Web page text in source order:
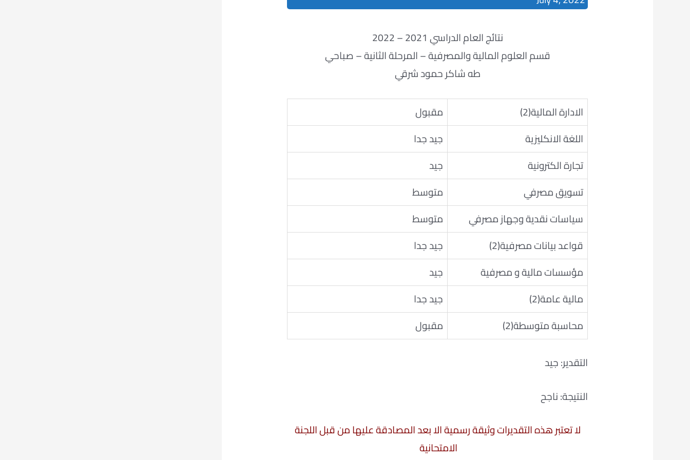
نتائج العام الدراسي 2021 – 2022
قسم العلوم المالية والمصرفية – المرحلة الثانية – صباحي
طه شاكر حمود شرقي
الادارة المالية(2)
مقبول
اللغة الانكليزية
جيد جدا
تجارة الكترونية
جيد
تسويق مصرفي
متوسط
سياسات نقدية وجهاز مصرفي
متوسط
قواعد بيانات مصرفية(2)
جيد جدا
مؤسسات مالية و مصرفية
جيد
مالية عامة(2)
جيد جدا
محاسبة متوسطة(2)
مقبول
التقدير: جيد
النتيجة: ناجح
لا تعتبر هذه التقديرات وثيقة رسمية الا بعد المصادقة عليها من قبل اللجنة
الامتحانية